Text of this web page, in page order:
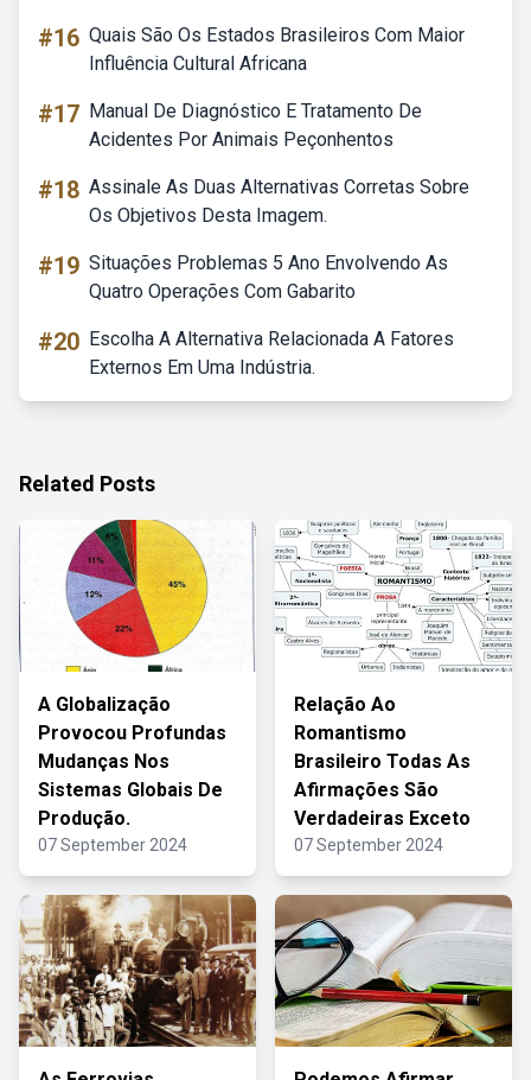
#16 Quais São Os Estados Brasileiros Com Maior
Influência Cultural Africana
#17 Manual De Diagnóstico E Tratamento De
Acidentes Por Animais Peçonhentos
#18 Assinale As Duas Alternativas Corretas Sobre
Os Objetivos Desta Imagem.
#19 Situações Problemas 5 Ano Envolvendo As
Quatro Operações Com Gabarito
#20 Escolha A Alternativa Relacionada A Fatores
Externos Em Uma Indústria.
Related Posts
A Globalização
Provocou Profundas
Mudanças Nos
Sistemas Globais De
Produção.
07 September 2024
Relação Ao
Romantismo
Brasileiro Todas As
Afirmações São
Verdadeiras Exceto
07 September 2024